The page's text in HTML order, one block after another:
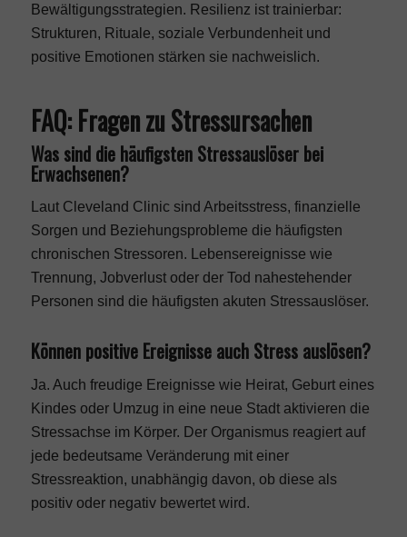
Bewältigungsstrategien. Resilienz ist trainierbar:
Strukturen, Rituale, soziale Verbundenheit und
positive Emotionen stärken sie nachweislich.
FAQ: Fragen zu Stressursachen
Was sind die häufigsten Stressauslöser bei
Erwachsenen?
Laut Cleveland Clinic sind Arbeitsstress, finanzielle
Sorgen und Beziehungsprobleme die häufigsten
chronischen Stressoren. Lebensereignisse wie
Trennung, Jobverlust oder der Tod nahestehender
Personen sind die häufigsten akuten Stressauslöser.
Können positive Ereignisse auch Stress auslösen?
Ja. Auch freudige Ereignisse wie Heirat, Geburt eines
Kindes oder Umzug in eine neue Stadt aktivieren die
Stressachse im Körper. Der Organismus reagiert auf
jede bedeutsame Veränderung mit einer
Stressreaktion, unabhängig davon, ob diese als
positiv oder negativ bewertet wird.